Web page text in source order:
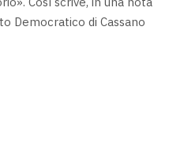
Democratico di Cassano